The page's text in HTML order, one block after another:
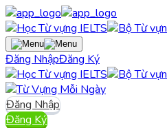
Đăng NhậpĐăng Ký
Đăng Nhập
Đăng Ký